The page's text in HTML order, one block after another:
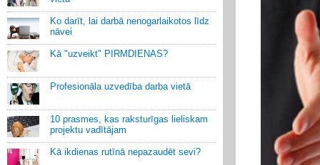
Ko darīt, lai darbā nenogarlaikotos līdz
nāvei
Kā "uzveikt" PIRMDIENAS?
Profesionāla uzvedība darba vietā
10 prasmes, kas raksturīgas lieliskam
projektu vadītājam
Kā ikdienas rutīnā nepazaudēt sevi?